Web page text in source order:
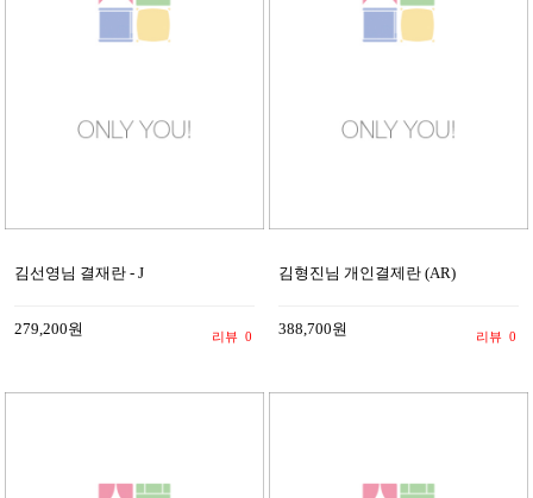
김선영님 결재란 - J
279,200원 리뷰 0
김형진님 개인결제란 (AR)
388,700원 리뷰 0